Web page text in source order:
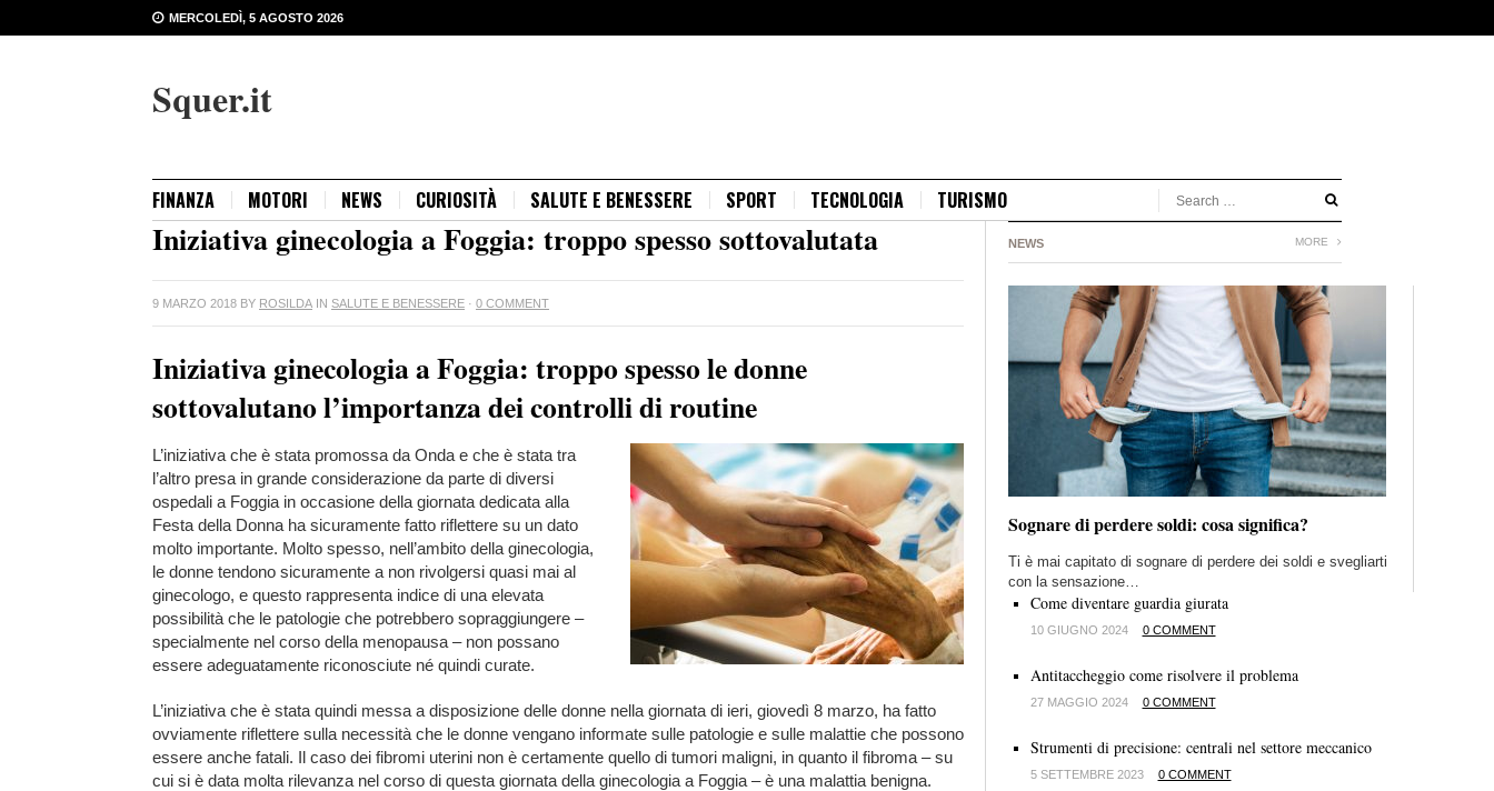
MERCOLEDÌ, 5 AGOSTO 2026
Squer.it
FINANZA MOTORI NEWS CURIOSITÀ SALUTE E BENESSERE SPORT TECNOLOGIA TURISMO
Iniziativa ginecologia a Foggia: troppo spesso sottovalutata
9 MARZO 2018 BY ROSILDA IN SALUTE E BENESSERE · 0 COMMENT
Iniziativa ginecologia a Foggia: troppo spesso le donne
sottovalutano l’importanza dei controlli di routine
L’iniziativa che è stata promossa da Onda e che è stata tra
l’altro presa in grande considerazione da parte di diversi
ospedali a Foggia in occasione della giornata dedicata alla
Festa della Donna ha sicuramente fatto riflettere su un dato
molto importante. Molto spesso, nell’ambito della ginecologia,
le donne tendono sicuramente a non rivolgersi quasi mai al
ginecologo, e questo rappresenta indice di una elevata
possibilità che le patologie che potrebbero sopraggiungere –
specialmente nel corso della menopausa – non possano
essere adeguatamente riconosciute né quindi curate.
L’iniziativa che è stata quindi messa a disposizione delle donne nella giornata di ieri, giovedì 8 marzo, ha fatto
ovviamente riflettere sulla necessità che le donne vengano informate sulle patologie e sulle malattie che possono
essere anche fatali. Il caso dei fibromi uterini non è certamente quello di tumori maligni, in quanto il fibroma – su
cui si è data molta rilevanza nel corso di questa giornata della ginecologia a Foggia – è una malattia benigna.
NEWS MORE
Sognare di perdere soldi: cosa significa?
Ti è mai capitato di sognare di perdere dei soldi e svegliarti
con la sensazione…
Come diventare guardia giurata
10 GIUGNO 2024 0 COMMENT
Antitaccheggio come risolvere il problema
27 MAGGIO 2024 0 COMMENT
Strumenti di precisione: centrali nel settore meccanico
5 SETTEMBRE 2023 0 COMMENT